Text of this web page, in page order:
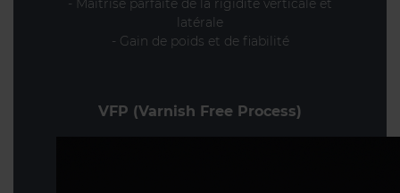
- Maîtrise parfaite de la rigidité verticale et
latérale
- Gain de poids et de fiabilité
VFP (Varnish Free Process)